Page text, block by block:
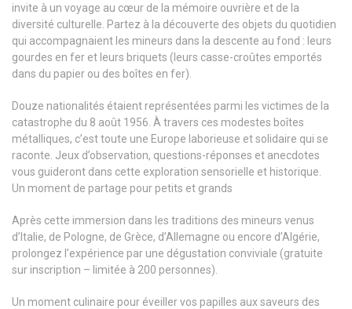
invite à un voyage au cœur de la mémoire ouvrière et de la
diversité culturelle. Partez à la découverte des objets du quotidien
qui accompagnaient les mineurs dans la descente au fond : leurs
gourdes en fer et leurs briquets (leurs casse-croûtes emportés
dans du papier ou des boîtes en fer).
Douze nationalités étaient représentées parmi les victimes de la
catastrophe du 8 août 1956. À travers ces modestes boîtes
métalliques, c’est toute une Europe laborieuse et solidaire qui se
raconte. Jeux d’observation, questions-réponses et anecdotes
vous guideront dans cette exploration sensorielle et historique.
Un moment de partage pour petits et grands
Après cette immersion dans les traditions des mineurs venus
d’Italie, de Pologne, de Grèce, d’Allemagne ou encore d’Algérie,
prolongez l’expérience par une dégustation conviviale (gratuite
sur inscription – limitée à 200 personnes).
Un moment culinaire pour éveiller vos papilles aux saveurs des